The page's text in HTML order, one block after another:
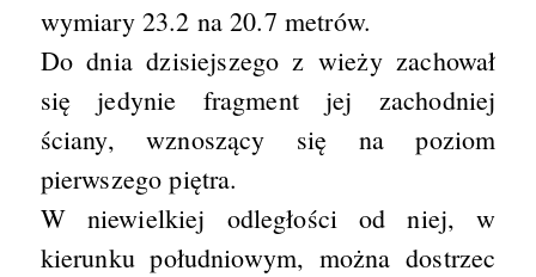
wymiary 23.2 na 20.7 metrów.
Do dnia dzisiejszego z wieży zachował
się jedynie fragment jej zachodniej
ściany, wznoszący się na poziom
pierwszego piętra.
W niewielkiej odległości od niej, w
kierunku południowym, można dostrzec